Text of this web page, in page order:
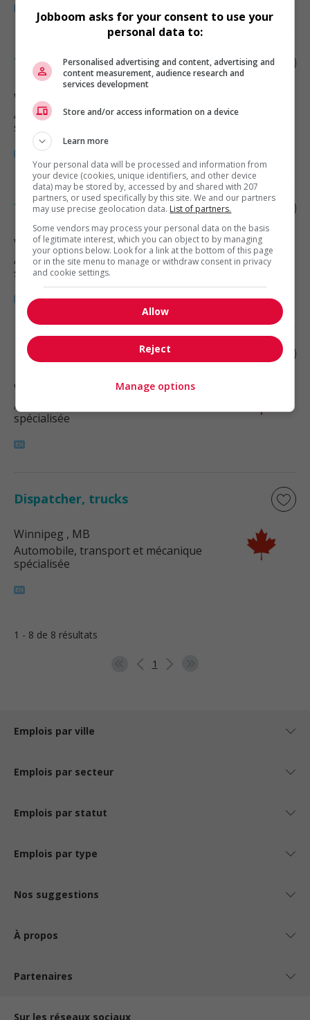
Truck dispatcher
Winnipeg
Automobile, transport et mécanique
spécialisée
Truck dispatcher
Winnipeg, MB
Automobile, transport et mécanique
spécialisée
Dispatcher, trucks
Winnipeg
Automobile, transport et mécanique
spécialisée
Dispatcher, trucks
Winnipeg , MB
Automobile, transport et mécanique
spécialisée
1 - 8 de 8 résultats
1
Emplois par ville
Emplois par secteur
Emplois par statut
Emplois par type
Nos suggestions
À propos
Partenaires
Sur les réseaux sociaux
Jobboom asks for your consent to use your
personal data to:
Personalised advertising and content, advertising and
content measurement, audience research and
services development
Store and/or access information on a device
Learn more
Your personal data will be processed and information from
your device (cookies, unique identifiers, and other device
data) may be stored by, accessed by and shared with 207
partners, or used specifically by this site. We and our partners
may use precise geolocation data. List of partners.
Some vendors may process your personal data on the basis
of legitimate interest, which you can object to by managing
your options below. Look for a link at the bottom of this page
or in the site menu to manage or withdraw consent in privacy
and cookie settings.
Allow
Reject
Manage options